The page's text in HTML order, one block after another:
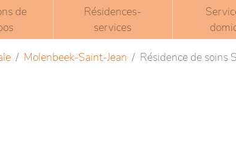
de
Résidences-
services
Molenbeek-Saint-Jean Résidence de soins